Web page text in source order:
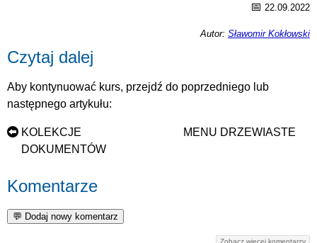
📅 22.09.2022
Autor: Sławomir Kokłowski
Czytaj dalej
Aby kontynuować kurs, przejdź do poprzedniego lub
następnego artykułu:
KOLEKCJE
DOKUMENTÓW
MENU DRZEWIASTE
Komentarze
Zobacz więcej komentarzy